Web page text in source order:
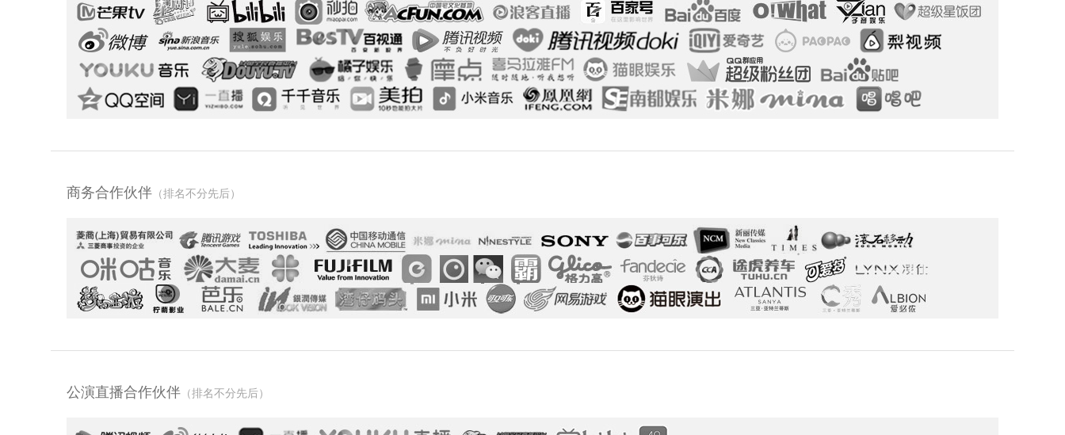
商务合作伙伴 （排名不分先后）
公演直播合作伙伴 （排名不分先后）